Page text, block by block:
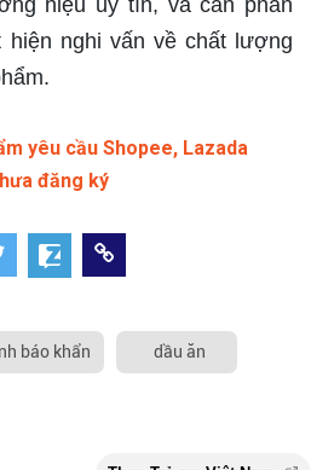
hiệu uy tín, và cần phản
nghi vấn về chất lượng
yêu cầu Shopee, Lazada
đăng ký
báo khẩn dầu ăn